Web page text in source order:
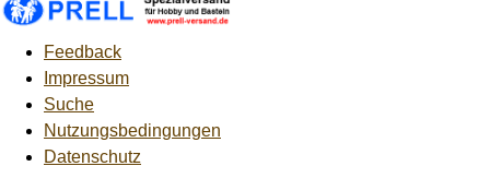
Feedback
Impressum
Suche
Nutzungsbedingungen
Datenschutz